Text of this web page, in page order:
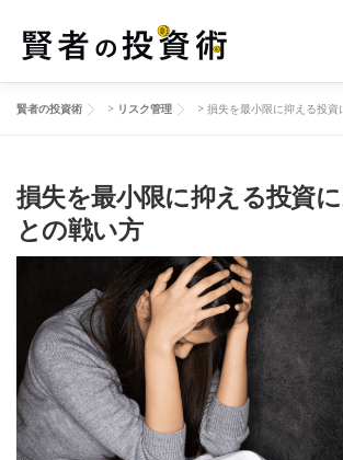
資産運用の心理学 投資法則と戦略
賢者の投資術 > リスク管理 > 損失を最小限に抑える投
損失を最小限に抑える投資
との戦い方